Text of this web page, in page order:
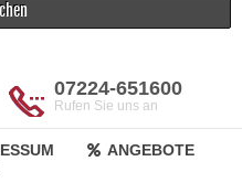
07224-651600
Rufen Sie uns an
ANGEBOTE